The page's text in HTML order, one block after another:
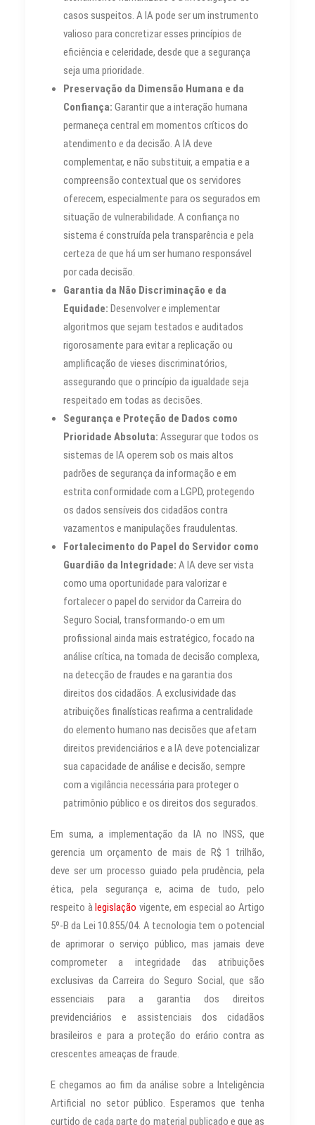
casos suspeitos. A IA pode ser um instrumento
valioso para concretizar esses princípios de
eficiência e celeridade, desde que a segurança
seja uma prioridade.
Preservação da Dimensão Humana e da
Confiança: Garantir que a interação humana
permaneça central em momentos críticos do
atendimento e da decisão. A IA deve
complementar, e não substituir, a empatia e a
compreensão contextual que os servidores
oferecem, especialmente para os segurados em
situação de vulnerabilidade. A confiança no
sistema é construída pela transparência e pela
certeza de que há um ser humano responsável
por cada decisão.
Garantia da Não Discriminação e da
Equidade: Desenvolver e implementar
algoritmos que sejam testados e auditados
rigorosamente para evitar a replicação ou
amplificação de vieses discriminatórios,
assegurando que o princípio da igualdade seja
respeitado em todas as decisões.
Segurança e Proteção de Dados como
Prioridade Absoluta: Assegurar que todos os
sistemas de IA operem sob os mais altos
padrões de segurança da informação e em
estrita conformidade com a LGPD, protegendo
os dados sensíveis dos cidadãos contra
vazamentos e manipulações fraudulentas.
Fortalecimento do Papel do Servidor como
Guardião da Integridade: A IA deve ser vista
como uma oportunidade para valorizar e
fortalecer o papel do servidor da Carreira do
Seguro Social, transformando-o em um
profissional ainda mais estratégico, focado na
análise crítica, na tomada de decisão complexa,
na detecção de fraudes e na garantia dos
direitos dos cidadãos. A exclusividade das
atribuições finalísticas reafirma a centralidade
do elemento humano nas decisões que afetam
direitos previdenciários e a IA deve potencializar
sua capacidade de análise e decisão, sempre
com a vigilância necessária para proteger o
patrimônio público e os direitos dos segurados.
Em suma, a implementação da IA no INSS, que
gerencia um orçamento de mais de R$ 1 trilhão,
deve ser um processo guiado pela prudência, pela
ética, pela segurança e, acima de tudo, pelo
respeito àlegislação vigente, em especial ao Artigo
5º-B da Lei 10.855/04. A tecnologia tem o potencial
de aprimorar o serviço público, mas jamais deve
comprometer a integridade das atribuições
exclusivas da Carreira do Seguro Social, que são
essenciais para a garantia dos direitos
previdenciários e assistenciais dos cidadãos
brasileiros e para a proteção do erário contra as
crescentes ameaças de fraude.
E chegamos ao fim da análise sobre a Inteligência
Artificial no setor público. Esperamos que tenha
curtido de cada parte do material publicado e que as